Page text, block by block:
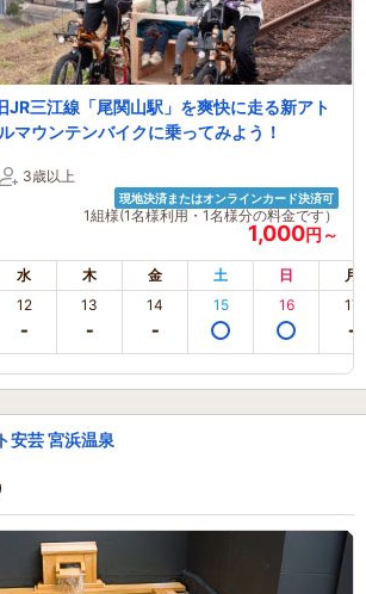
JR三江線「尾関山駅」を爽快に走る新アト
マウンテンバイクに乗ってみよう！
3歳以上
現地決済またはオンラインカード決済可
1組様(1名様利用・1名様分の料金です）
1,000円～
水 木 金 土 日 月
12 13 14 15 16 17
安芸 宮浜温泉